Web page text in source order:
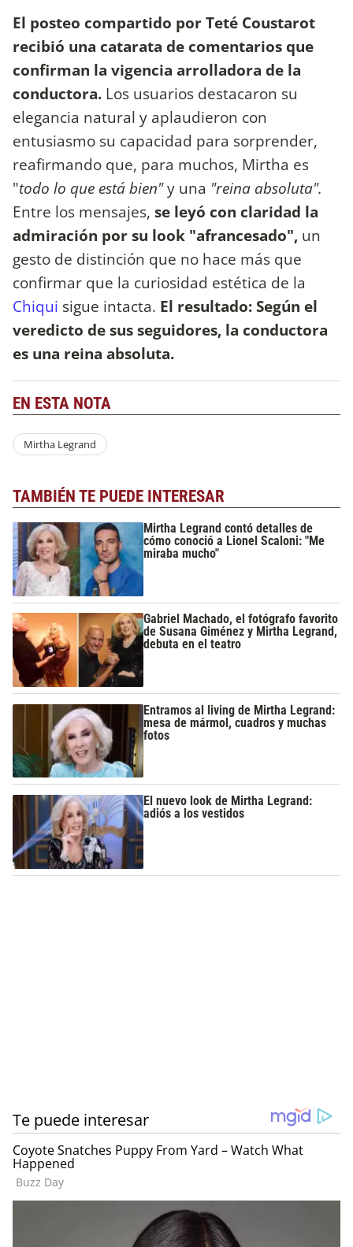
El posteo compartido por Teté Coustarot
recibió una catarata de comentarios que
confirman la vigencia arrolladora de la
conductora. Los usuarios destacaron su
elegancia natural y aplaudieron con
entusiasmo su capacidad para sorprender,
reafirmando que, para muchos, Mirtha es
"todo lo que está bien"y una "reina absoluta".
Entre los mensajes, se leyó con claridad la
admiración por su look "afrancesado", un
gesto de distinción que no hace más que
confirmar que la curiosidad estética de la
Chiqui sigue intacta. El resultado: Según el
veredicto de sus seguidores, la conductora
es una reina absoluta.
EN ESTA NOTA
Mirtha Legrand
TAMBIÉN TE PUEDE INTERESAR
Mirtha Legrand contó detalles de
cómo conoció a Lionel Scaloni: "Me
miraba mucho"
Gabriel Machado, el fotógrafo favorito
de Susana Giménez y Mirtha Legrand,
debuta en el teatro
Entramos al living de Mirtha Legrand:
mesa de mármol, cuadros y muchas
fotos
El nuevo look de Mirtha Legrand:
adiós a los vestidos